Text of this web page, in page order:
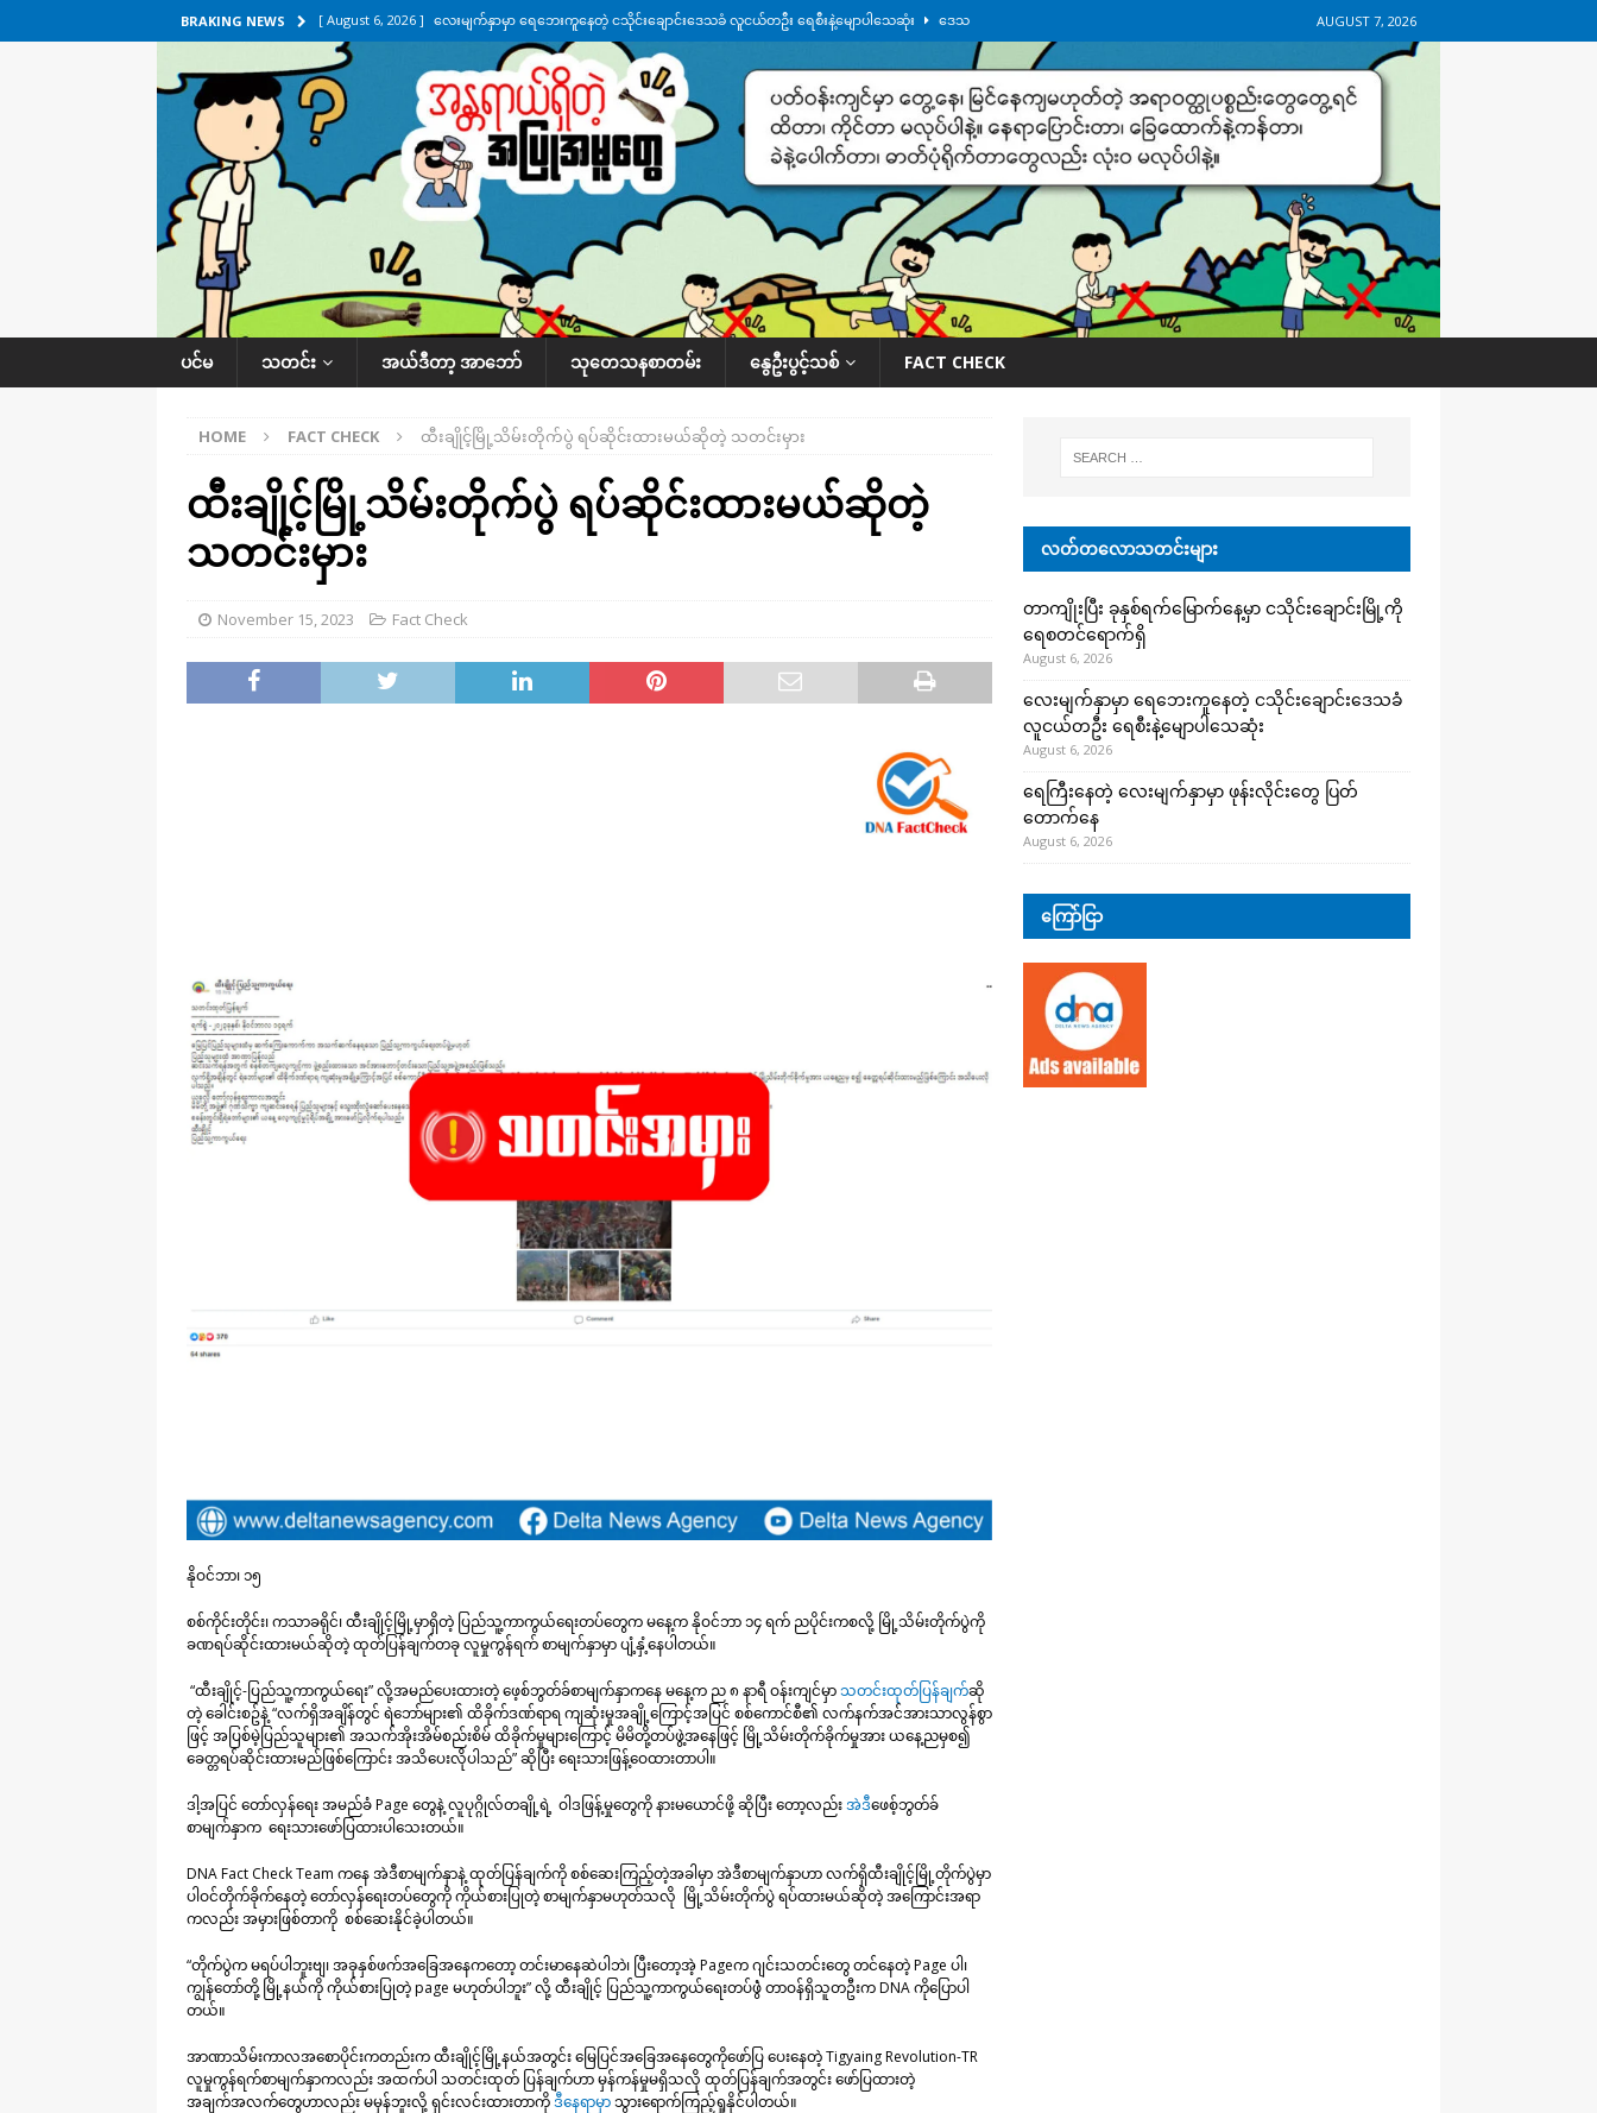
BRAKING NEWS [ August 6, 2026 ] လေးမျက်နှာမှာ ရေဘေးကူနေတဲ့ ငသိုင်းချောင်းဒေသခံ လူငယ်တဦး ရေစီးနဲ့မျောပါသေဆုံး ဒေသ
အလိုက် သတင်းကဏ္ဍ
[ August 6, 2026 ] ရေကြီးနေတဲ့ လေးမျက်နှာမှာ ဖုန်းလိုင်းတွေ ပြတ်တောက်နေ ဒေသအလိုက် သတင်းကဏ္ဍ
[ August 5, 2026 ] ရန်ကုန်မြို့မှာ ကားမှန်ခွဲခံရတာတွေ ဆက်တိုက်ဖြစ် ဒေသအလိုက် သတင်းကဏ္ဍ
[ August 5, 2026 ] ဂျပန်ရဲ့ ဒုံးကျည်စမ်းသပ်မှုကို မြောက်ကိုရီးယား ဝေဖန် နိုင်ငံတကာရေးရာ
[ August 6, 2026 ] တာကျိုးပြီး ခုနှစ်ရက်မြောက်နေ့မှာ ငသိုင်းချောင်းမြို့ကို ရေစတင်ရောက်ရှိ ဒေသအလိုက် သတင်း
AUGUST 7, 2026
ပင်မ သတင်း အယ်ဒီတာ့ အာဘော် သုတေသနစာတမ်း နွေဦးပွင့်သစ် FACT CHECK
HOME FACT CHECK ထီးချိုင့်မြို့သိမ်းတိုက်ပွဲ ရပ်ဆိုင်းထားမယ်ဆိုတဲ့ သတင်းမှား
ထီးချိုင့်မြို့သိမ်းတိုက်ပွဲ ရပ်ဆိုင်းထားမယ်ဆိုတဲ့
သတင်းမှား
November 15, 2023 Fact Check
နိုဝင်ဘာ၊ ၁၅
စစ်ကိုင်းတိုင်း၊ ကသာခရိုင်၊ ထီးချိုင့်မြို့မှာရှိတဲ့ ပြည်သူ့ကာကွယ်ရေးတပ်တွေက မနေ့က နိုဝင်ဘာ ၁၄ ရက် ညပိုင်းကစလို့ မြို့သိမ်းတိုက်ပွဲကို
ခဏရပ်ဆိုင်းထားမယ်ဆိုတဲ့ ထုတ်ပြန်ချက်တခု လူမှုကွန်ရက် စာမျက်နှာမှာ ပျံ့နှံ့နေပါတယ်။
“ထီးချိုင့်-ပြည်သူ့ကာကွယ်ရေး” လို့အမည်ပေးထားတဲ့ ဖေ့စ်ဘွတ်ခ်စာမျက်နှာကနေ မနေ့က ည ၈ နာရီ ဝန်းကျင်မှာသတင်းထုတ်ပြန်ချက်ဆို
တဲ့ ခေါင်းစဥ်နဲ့“လက်ရှိအချိန်တွင် ရဲဘော်များ၏ ထိခိုက်ဒဏ်ရာရ ကျဆုံးမှုအချို့ကြောင့်အပြင် စစ်ကောင်စီ၏ လက်နက်အင်အားသာလွန်စွာ
ဖြင့် အပြစ်မဲ့ပြည်သူများ၏ အသက်အိုးအိမ်စည်းစိမ် ထိခိုက်မှုများကြောင့် မိမိတို့တပ်ဖွဲ့အနေဖြင့် မြို့သိမ်းတိုက်ခိုက်မှုအား ယနေ့ညမှစ၍
ခေတ္တရပ်ဆိုင်းထားမည်ဖြစ်ကြောင်း အသိပေးလိုပါသည်” ဆိုပြီး ရေးသားဖြန့်ဝေထားတာပါ။
ဒါ့အပြင် တော်လှန်ရေး အမည်ခံ Page တွေနဲ့ လူပုဂ္ဂိုလ်တချို့ရဲ့ ဝါဒဖြန့်မှုတွေကို နားမယောင်ဖို့ ဆိုပြီး တော့လည်းအဲဒီဖေစ့်ဘွတ်ခ်
စာမျက်နှာက ရေးသားဖော်ပြထားပါသေးတယ်။
DNA Fact Check Team ကနေ အဲဒီစာမျက်နှာနဲ့ ထုတ်ပြန်ချက်ကို စစ်ဆေးကြည့်တဲ့အခါမှာ အဲဒီစာမျက်နှာဟာ လက်ရှိထီးချိုင့်မြို့တိုက်ပွဲမှာ
ပါဝင်တိုက်ခိုက်နေတဲ့ တော်လှန်ရေးတပ်တွေကို ကိုယ်စားပြုတဲ့ စာမျက်နှာမဟုတ်သလို မြို့သိမ်းတိုက်ပွဲ ရပ်ထားမယ်ဆိုတဲ့ အကြောင်းအရာ
ကလည်း အမှားဖြစ်တာကို စစ်ဆေးနိုင်ခဲ့ပါတယ်။
“တိုက်ပွဲက မရပ်ပါဘူးဗျ၊ အခုနှစ်ဖက်အခြေအနေကတော့ တင်းမာနေဆဲပါဘဲ၊ ပြီးတော့အဲ့ Pageက ဂျင်းသတင်းတွေ တင်နေတဲ့ Page ပါ၊
ကျွန်တော်တို့ မြို့နယ်ကို ကိုယ်စားပြုတဲ့ page မဟုတ်ပါဘူး” လို့ ထီးချိုင့် ပြည်သူ့ကာကွယ်ရေးတပ်ဖွဲံ တာဝန်ရှိသူတဦးက DNA ကိုပြောပါ
တယ်။
အာဏာသိမ်းကာလအစောပိုင်းကတည်းက ထီးချိုင့်မြို့နယ်အတွင်း မြေပြင်အခြေအနေတွေကိုဖော်ပြ ပေးနေတဲ့ Tigyaing Revolution-TR
လူမှုကွန်ရက်စာမျက်နှာကလည်း အထက်ပါ သတင်းထုတ် ပြန်ချက်ဟာ မှန်ကန်မှုမရှိသလို ထုတ်ပြန်ချက်အတွင်း ဖော်ပြထားတဲ့
အချက်အလက်တွေဟာလည်း မမှန်ဘူးလို့ ရှင်းလင်းထားတာကိုဒီနေရာမှာသွားရောက်ကြည့်ရှုနိုင်ပါတယ်။
လတ်တလောသတင်းများ
တာကျိုးပြီး ခုနှစ်ရက်မြောက်နေ့မှာ ငသိုင်းချောင်းမြို့ကို
ရေစတင်ရောက်ရှိ
August 6, 2026
လေးမျက်နှာမှာ ရေဘေးကူနေတဲ့ ငသိုင်းချောင်းဒေသခံ
လူငယ်တဦး ရေစီးနဲ့မျောပါသေဆုံး
August 6, 2026
ရေကြီးနေတဲ့ လေးမျက်နှာမှာ ဖုန်းလိုင်းတွေ ပြတ်
တောက်နေ
August 6, 2026
ကြော်ငြာ